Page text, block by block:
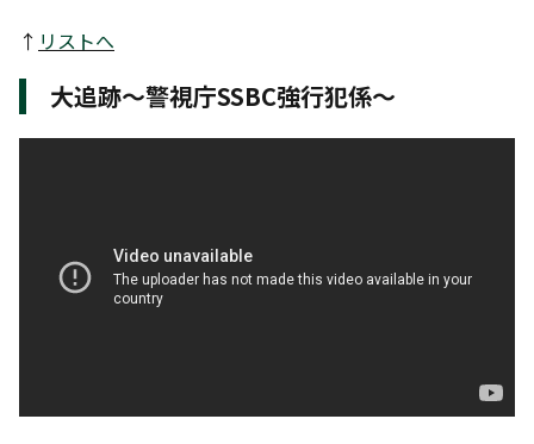
↑ リストへ
大追跡〜警視庁SSBC強行犯係〜